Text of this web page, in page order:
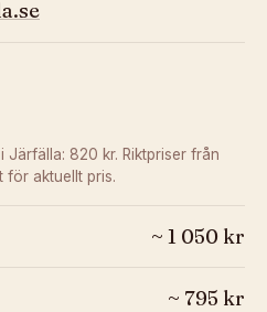
Järfälla: 820 kr. Riktpriser från
för aktuellt pris.
~ 1 050 kr
~ 795 kr